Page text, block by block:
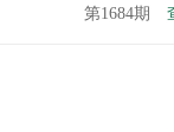
第1684期